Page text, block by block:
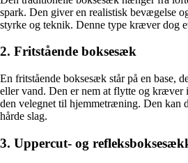
spark. Den giver en realistisk bevægelse
styrke og teknik. Denne type kræver dog
2. Fritstående boksesæk
En fritstående boksesæk står på en base,
eller vand. Den er nem at flytte og
den velegnet til hjemmetræning. Den kan
hårde slag.
3. Uppercut- og